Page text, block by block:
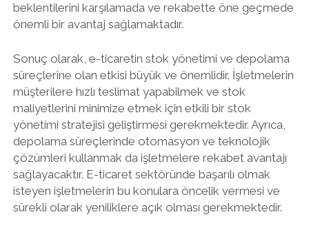
beklentilerini karşılamada ve rekabette öne geçmede
önemli bir avantaj sağlamaktadır.
Sonuç olarak, e-ticaretin stok yönetimi ve depolama
süreçlerine olan etkisi büyük ve önemlidir. İşletmelerin
müşterilere hızlı teslimat yapabilmek ve stok
maliyetlerini minimize etmek için etkili bir stok
yönetimi stratejisi geliştirmesi gerekmektedir. Ayrıca,
depolama süreçlerinde otomasyon ve teknolojik
çözümleri kullanmak da işletmelere rekabet avantajı
sağlayacaktır. E-ticaret sektöründe başarılı olmak
isteyen işletmelerin bu konulara öncelik vermesi ve
sürekli olarak yeniliklere açık olması gerekmektedir.